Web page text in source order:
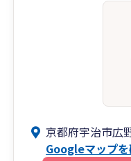
京都府宇治市広
Googleマップ